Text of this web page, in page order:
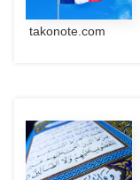
takonote.com